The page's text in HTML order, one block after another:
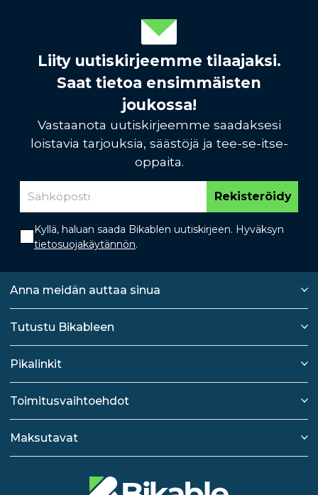
Liity uutiskirjeemme tilaajaksi.
Saat tietoa ensimmäisten
joukossa!
Vastaanota uutiskirjeemme saadaksesi
loistavia tarjouksia, säästöjä ja tee-se-itse-
oppaita.
Rekisteröidy
Kyllä, haluan saada Bikablen uutiskirjeen. Hyväksyn
tietosuojakäytännön.
Anna meidän auttaa sinua
Tutustu Bikableen
Pikalinkit
Toimitusvaihtoehdot
Maksutavat